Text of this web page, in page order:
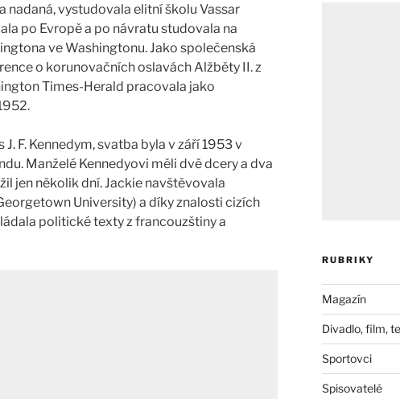
nadaná, vystudovala elitní školu Vassar
po Evropě a po návratu studovala na
ve Washingtonu. Jako společenská
o korunovačních oslavách Alžběty II. z
Times-Herald pracovala jako
F. Kennedym, svatba byla v září 1953 v
Manželé Kennedyovi měli dvě dcery a dva
jen několik dní. Jackie navštěvovala
University) a díky znalosti cizích
politické texty z francouzštiny a
RUBRIKY
Magazín
Divadlo, film,
Sportovci
Spisovatelé